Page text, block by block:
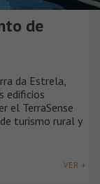
de
da Estrela,
edificios
el TerraSense
turismo rural y
VER +